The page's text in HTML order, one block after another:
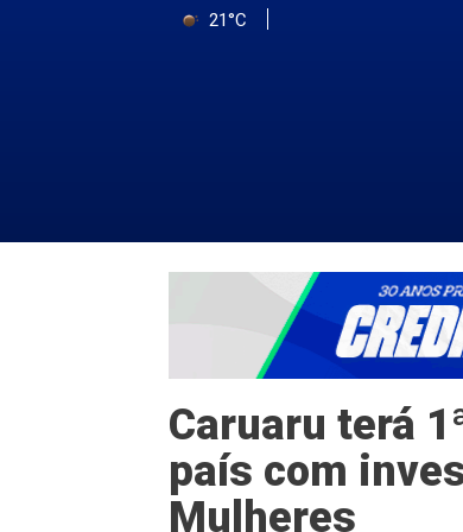
21°C
Caruaru terá
país com
Mulheres